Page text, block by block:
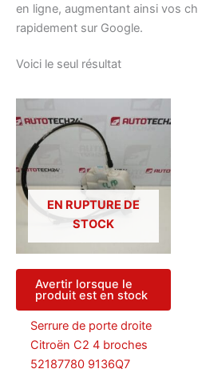
en ligne, augmentant ainsi vos
rapidement sur Google.
Voici le seul résultat
EN RUPTURE DE
STOCK
Avertir lorsque le
produit est en stock
Serrure de porte droite
Citroën C2 4 broches
52187780 9136Q7